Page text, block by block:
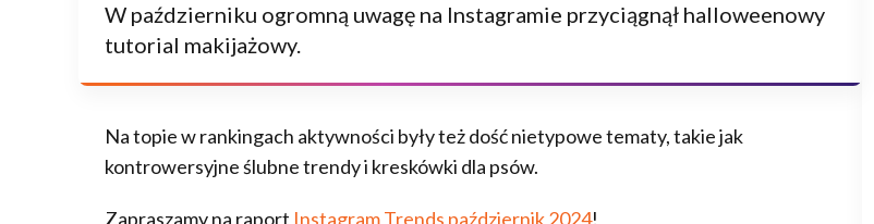
W październiku ogromną uwagę na Instagramie przyciągnął halloweenowy
tutorial makijażowy.
Na topie w rankingach aktywności były też dość nietypowe tematy, takie jak
kontrowersyjne ślubne trendy i kreskówki dla psów.
Zapraszamy na raport Instagram Trends październik 2024!